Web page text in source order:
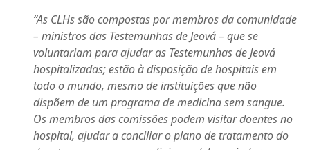
“As CLHs são compostas por membros da comunidade
– ministros das Testemunhas de Jeová – que se
voluntariam para ajudar as Testemunhas de Jeová
hospitalizadas; estão à disposição de hospitais em
todo o mundo, mesmo de instituições que não
dispõem de um programa de medicina sem sangue.
Os membros das comissões podem visitar doentes no
hospital, ajudar a conciliar o plano de tratamento do